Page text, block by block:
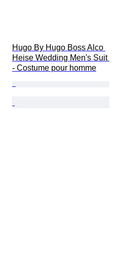
Hugo By Hugo Boss Alco
Heise Wedding Men's Suit
- Costume pour homme